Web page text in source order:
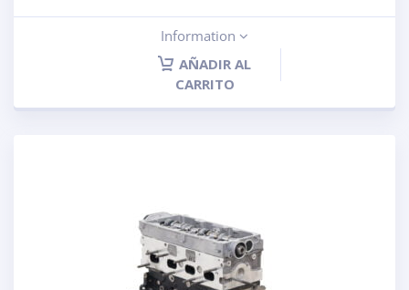
Information
AÑADIR AL
CARRITO